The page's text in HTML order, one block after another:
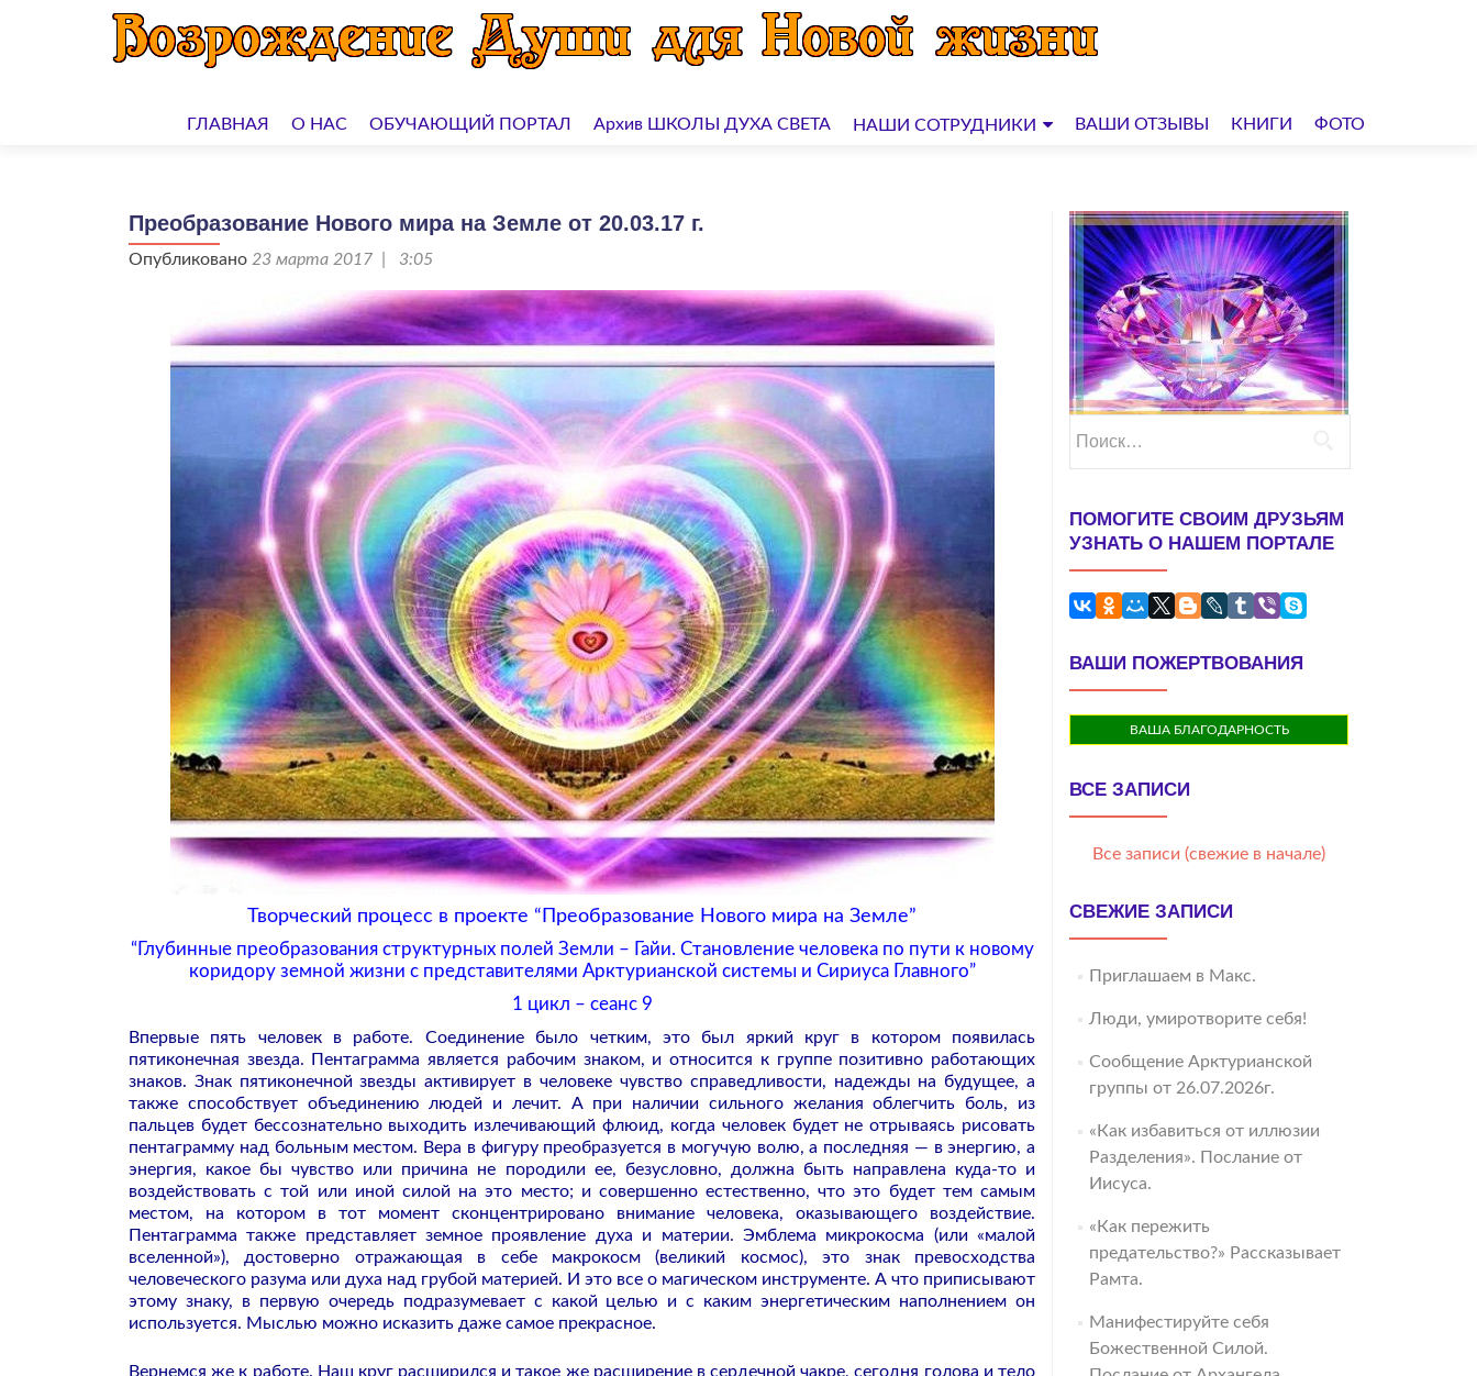
кГЛАВНАЯ О НАС ОБУЧАЮЩИЙ ПОРТАЛ Архив ШКОЛЫ ДУХА СВЕТА НАШИ СОТРУДНИКИ ВАШИ ОТЗЫВЫ КНИГИ ФОТО
Преобразование Нового мира на Земле от 20.03.17 г.
Опубликовано 23 марта 2017 | 3:05
Творческий процесс в проекте “Преобразование Нового мира на Земле”
“Глубинные преобразования структурных полей Земли – Гайи. Становление человека по пути к новому
коридору земной жизни с представителями Арктурианской системы и Сириуса Главного”
1 цикл – сеанс 9
Впервые пять человек в работе. Соединение было четким, это был яркий круг в котором появилась
пятиконечная звезда. Пентаграмма является рабочим знаком, и относится к группе позитивно работающих
знаков. Знак пятиконечной звезды активирует в человеке чувство справедливости, надежды на будущее, а
также способствует объединению людей и лечит. А при наличии сильного желания облегчить боль, из
пальцев будет бессознательно выходить излечивающий флюид, когда человек будет не отрываясь рисовать
пентаграмму над больным местом. Вера в фигуру преобразуется в могучую волю, а последняя — в энергию, а
энергия, какое бы чувство или причина не породили ее, безусловно, должна быть направлена куда-то и
воздействовать с той или иной силой на это место; и совершенно естественно, что это будет тем самым
местом, на котором в тот момент сконцентрировано внимание человека, оказывающего воздействие.
Пентаграмма также представляет земное проявление духа и материи. Эмблема микрокосма (или «малой
вселенной»), достоверно отражающая в себе макрокосм (великий космос), это знак превосходства
человеческого разума или духа над грубой материей. И это все о магическом инструменте. А что приписывают
этому знаку, в первую очередь подразумевает с какой целью и с каким энергетическим наполнением он
используется. Мыслью можно исказить даже самое прекрасное.
Вернемся же к работе. Наш круг расширился и такое же расширение в сердечной чакре, сегодня голова и тело
ПОМОГИТЕ СВОИМ ДРУЗЬЯМ
УЗНАТЬ О НАШЕМ ПОРТАЛЕ
ВАШИ ПОЖЕРТВОВАНИЯ
ВАША БЛАГОДАРНОСТЬ
ВСЕ ЗАПИСИ
Все записи (свежие в начале)
СВЕЖИЕ ЗАПИСИ
Приглашаем в Макс.
Люди, умиротворите себя!
Сообщение Арктурианской
группы от 26.07.2026г.
«Как избавиться от иллюзии
Разделения». Послание от
Иисуса.
«Как пережить
предательство?» Рассказывает
Рамта.
Манифестируйте себя
Божественной Силой.